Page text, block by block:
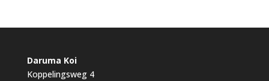
Daruma Koi
Koppelingsweg 4